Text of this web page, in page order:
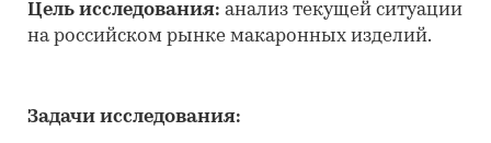
Цель исследования: анализ текущей ситуации
на российском рынке макаронных изделий.
Задачи исследования: